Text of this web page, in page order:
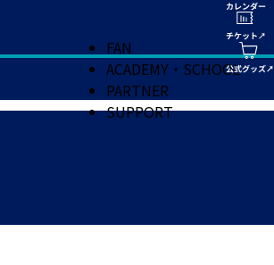
FAN
ACADEMY・SCHOOL
PARTNER
SUPPORT